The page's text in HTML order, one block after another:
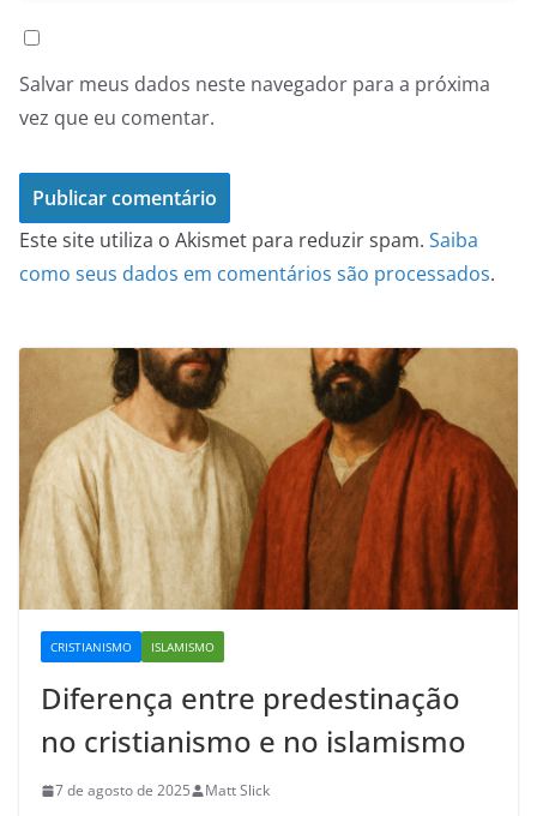
Salvar meus dados neste navegador para a próxima
vez que eu comentar.
Este site utiliza o Akismet para reduzir spam. Saiba
como seus dados em comentários são processados.
CRISTIANISMO ISLAMISMO
Diferença entre predestinação
no cristianismo e no islamismo
7 de agosto de 2025 Matt Slick